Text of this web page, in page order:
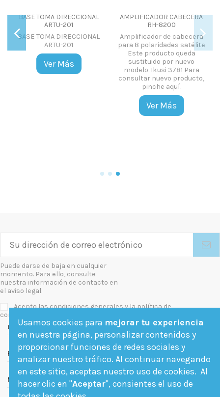
BASE TOMA DIRECCIONAL
ARTU-201
BASE TOMA DIRECCIONAL
ARTU-201
Ver Más
AMPLIFICADOR CABECERA
RH-8200
Amplificador de cabecera
para 8 polaridades satélite
Este producto queda
sustituido por nuevo
modelo. Ikusi 3781 Para
consultar nuevo producto,
pinche aquí.
Ver Más
Puede darse de baja en cualquier
momento. Para ello, consulte
nuestra información de contacto en
el aviso legal.
Acepto las condiciones generales y la política de
confidencialidad
Contact us
Follow us
Newsletter
Usamos cookies para mejorar tu experiencia
en nuestra página, personalizar contenidos y
proporcionar funciones de redes sociales y
analizar nuestro tráfico. Al continuar navegando
en este sitio, aceptas nuestro uso de cookies. Al
hacer clic en "Aceptar", consientes el uso de